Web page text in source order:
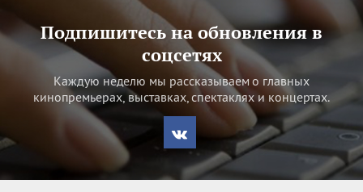
Подпишитесь на обновления в
соцсетях
Каждую неделю мы рассказываем о главных
кинопремьерах, выставках, спектаклях и концертах.